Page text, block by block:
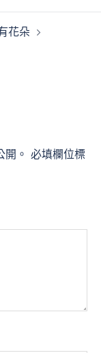
花朵
。 必填欄位標